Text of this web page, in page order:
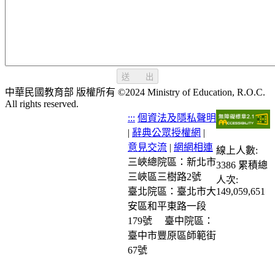
送 出
中華民國教育部 版權所有 ©2024 Ministry of Education, R.O.C.
All rights reserved.
::: 個資法及隱私聲明
| 辭典公眾授權網 |
意見交流 | 網網相連
三峽總院區：新北市
三峽區三樹路2號
臺北院區：臺北市大
安區和平東路一段
179號
臺中院區：
臺中市豐原區師範街
67號
線上人數:
3386 累積總
人次:
149,059,651